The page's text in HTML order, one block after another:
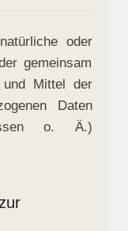
oder
gemeinsam
Mittel der
Daten
o. Ä.)